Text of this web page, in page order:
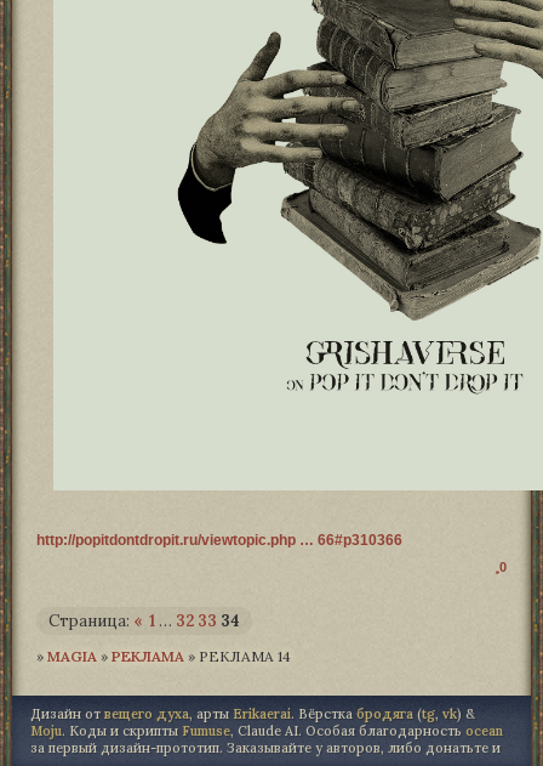
http://popitdontdropit.ru/viewtopic.php … 66#p310366
0
Страница: « 1 … 32 33 34
» MAGIA­ » РЕКЛАМА » РЕКЛАМА 14
Дизайн от вещего духа, арты Erikaerai. Вёрстка бродяга (tg, vk) &
Moju. Коды и скрипты Fumuse, Claude AI. Особая благодарность ocean
за первый дизайн-прототип. Заказывайте у авторов, либо донатьте и